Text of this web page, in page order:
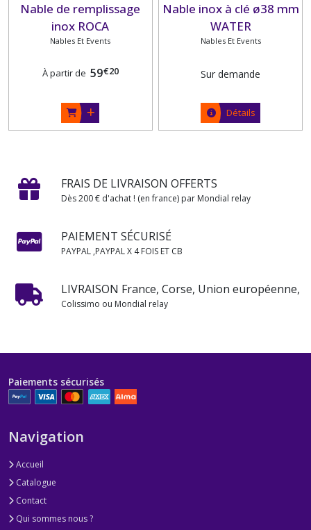
Nable de remplissage
inox ROCA
Nables Et Events
À partir de 59€20
Nable inox à clé ø38 mm
WATER
Nables Et Events
Sur demande
Détails
FRAIS DE LIVRAISON OFFERTS
Dès 200 € d'achat ! (en france) par Mondial relay
PAIEMENT SÉCURISÉ
PAYPAL ,PAYPAL X 4 FOIS ET CB
LIVRAISON France, Corse, Union européenne,
Colissimo ou Mondial relay
Paiements sécurisés
Navigation
Accueil
Catalogue
Contact
Qui sommes nous ?